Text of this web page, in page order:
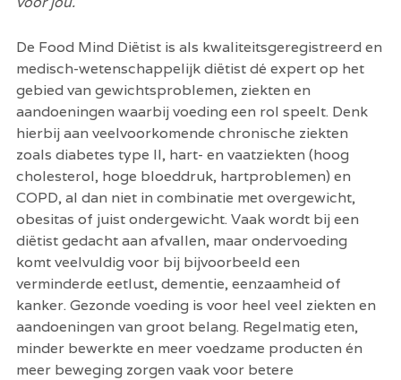
De Food Mind Diëtist is als kwaliteitsgeregistreerd en
medisch-wetenschappelijk diëtist dé expert op het
gebied van gewichtsproblemen, ziekten en
aandoeningen waarbij voeding een rol speelt. Denk
hierbij aan veelvoorkomende chronische ziekten
zoals diabetes type II, hart- en vaatziekten (hoog
cholesterol, hoge bloeddruk, hartproblemen) en
COPD, al dan niet in combinatie met overgewicht,
obesitas of juist ondergewicht. Vaak wordt bij een
diëtist gedacht aan afvallen, maar ondervoeding
komt veelvuldig voor bij bijvoorbeeld een
verminderde eetlust, dementie, eenzaamheid of
kanker. Gezonde voeding is voor heel veel ziekten en
aandoeningen van groot belang. Regelmatig eten,
minder bewerkte en meer voedzame producten én
meer beweging zorgen vaak voor betere